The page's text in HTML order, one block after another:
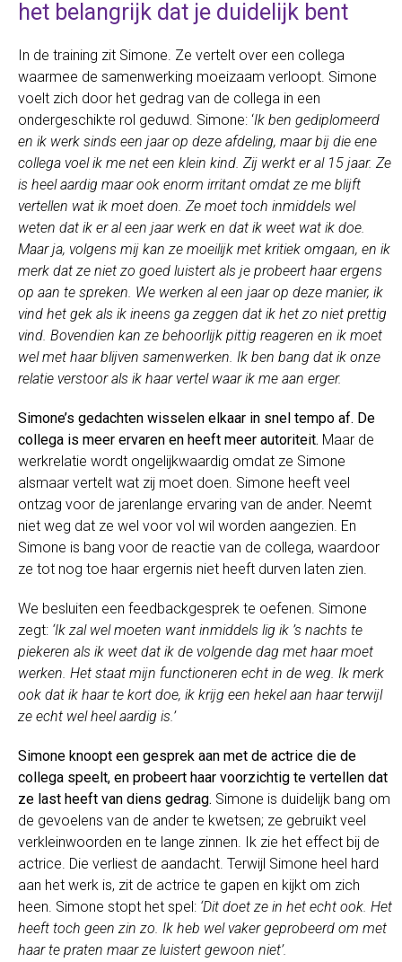
het belangrijk dat je duidelijk bent
In de training zit Simone. Ze vertelt over een collega
waarmee de samenwerking moeizaam verloopt. Simone
voelt zich door het gedrag van de collega in een
ondergeschikte rol geduwd. Simone: ‘Ik ben gediplomeerd
en ik werk sinds een jaar op deze afdeling, maar bij die ene
collega voel ik me net een klein kind. Zij werkt er al 15 jaar. Ze
is heel aardig maar ook enorm irritant omdat ze me blijft
vertellen wat ik moet doen. Ze moet toch inmiddels wel
weten dat ik er al een jaar werk en dat ik weet wat ik doe.
Maar ja, volgens mij kan ze moeilijk met kritiek omgaan, en ik
merk dat ze niet zo goed luistert als je probeert haar ergens
op aan te spreken. We werken al een jaar op deze manier, ik
vind het gek als ik ineens ga zeggen dat ik het zo niet prettig
vind. Bovendien kan ze behoorlijk pittig reageren en ik moet
wel met haar blijven samenwerken. Ik ben bang dat ik onze
relatie verstoor als ik haar vertel waar ik me aan erger.
Simone’s gedachten wisselen elkaar in snel tempo af. De
collega is meer ervaren en heeft meer autoriteit. Maar de
werkrelatie wordt ongelijkwaardig omdat ze Simone
alsmaar vertelt wat zij moet doen. Simone heeft veel
ontzag voor de jarenlange ervaring van de ander. Neemt
niet weg dat ze wel voor vol wil worden aangezien. En
Simone is bang voor de reactie van de collega, waardoor
ze tot nog toe haar ergernis niet heeft durven laten zien.
We besluiten een feedbackgesprek te oefenen. Simone
zegt: ‘Ik zal wel moeten want inmiddels lig ik ’s nachts te
piekeren als ik weet dat ik de volgende dag met haar moet
werken. Het staat mijn functioneren echt in de weg. Ik merk
ook dat ik haar te kort doe, ik krijg een hekel aan haar terwijl
ze echt wel heel aardig is.’
Simone knoopt een gesprek aan met de actrice die de
collega speelt, en probeert haar voorzichtig te vertellen dat
ze last heeft van diens gedrag. Simone is duidelijk bang om
de gevoelens van de ander te kwetsen; ze gebruikt veel
verkleinwoorden en te lange zinnen. Ik zie het effect bij de
actrice. Die verliest de aandacht. Terwijl Simone heel hard
aan het werk is, zit de actrice te gapen en kijkt om zich
heen. Simone stopt het spel: ‘Dit doet ze in het echt ook. Het
heeft toch geen zin zo. Ik heb wel vaker geprobeerd om met
haar te praten maar ze luistert gewoon niet’.